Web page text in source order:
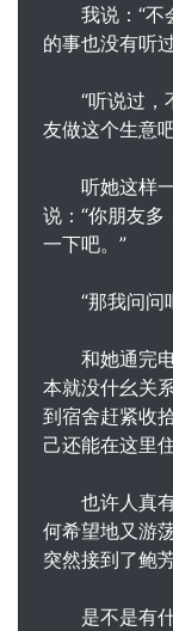
我说：“不会
的事也没有听
“听说过，不
友做这个生意
听她这样一
说：“你朋友多
一下吧。”
“那我问问吧
和她通完电
本就没什幺关
到宿舍赶紧收
己还能在这里
也许人真有
何希望地又游
突然接到了鲍
是不是有什